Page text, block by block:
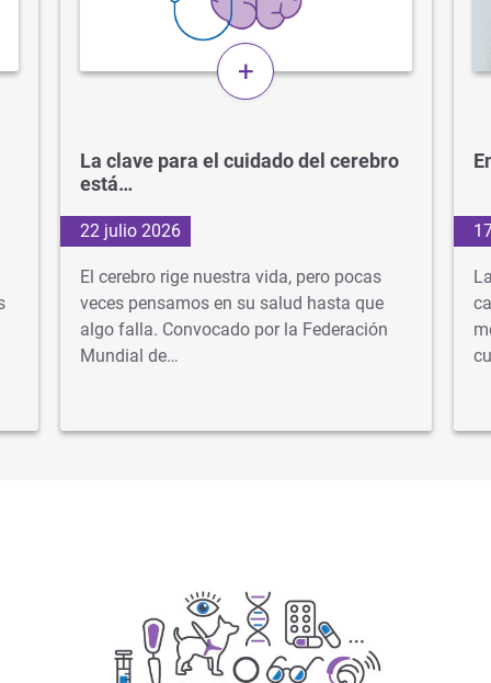
+
La clave para el cuidado del cerebro
está…
22 julio 2026
El cerebro rige nuestra vida, pero pocas
veces pensamos en su salud hasta que
algo falla. Convocado por la Federación
Mundial de…